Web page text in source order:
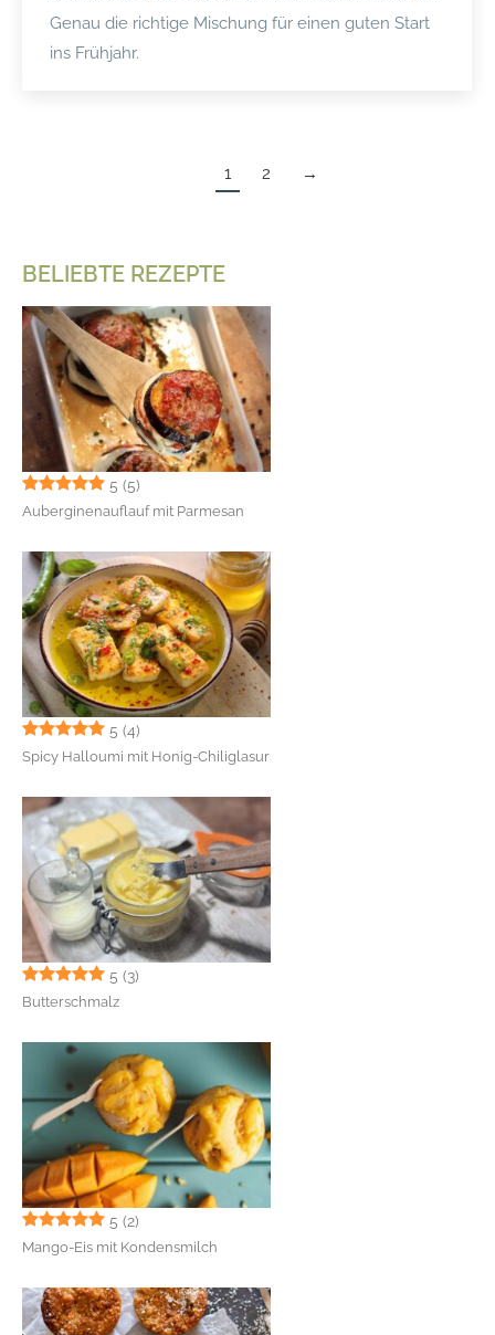
Genau die richtige Mischung für einen guten Start
ins Frühjahr.
1 2 →
BELIEBTE REZEPTE
5 (5)
Auberginenauflauf mit Parmesan
5 (4)
Spicy Halloumi mit Honig-Chiliglasur
5 (3)
Butterschmalz
5 (2)
Mango-Eis mit Kondensmilch